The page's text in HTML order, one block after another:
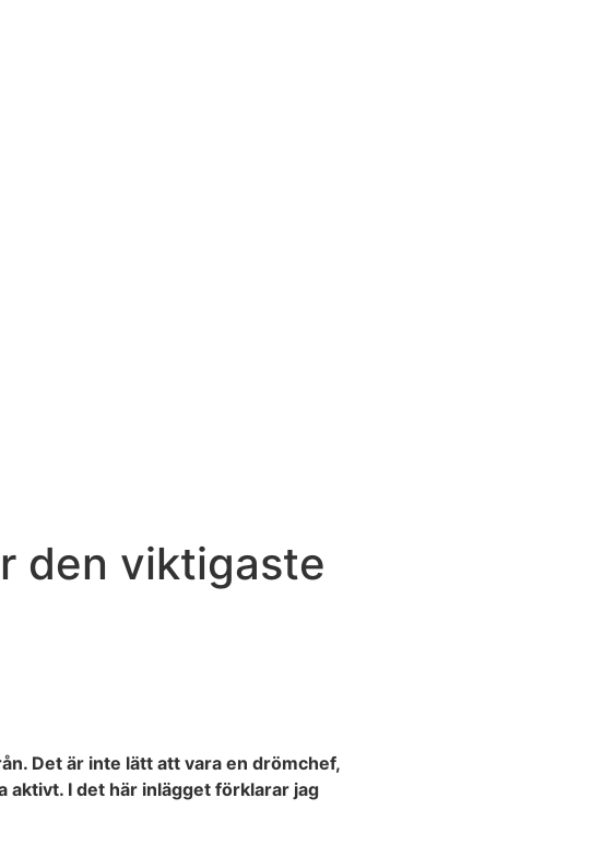
den viktigaste
Det är inte lätt att vara en drömchef,
aktivt. I det här inlägget förklarar jag